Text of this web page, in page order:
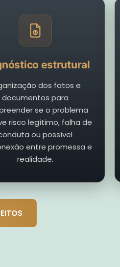
estrutural
dos fatos e
documentos para
se o problema
risco legítimo, falha de
ou possível
entre promessa e
realidade.